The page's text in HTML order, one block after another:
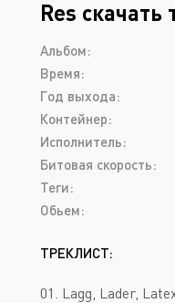
Res скачать
Альбом:
Время:
Год выхода:
Контейнер:
Исполнитель:
Битовая скорость:
Теги:
Обьем:
ТРЕКЛИСТ:
01. Lagg, Lader,